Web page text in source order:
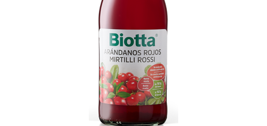
Nuestra historia
Tiendas Online